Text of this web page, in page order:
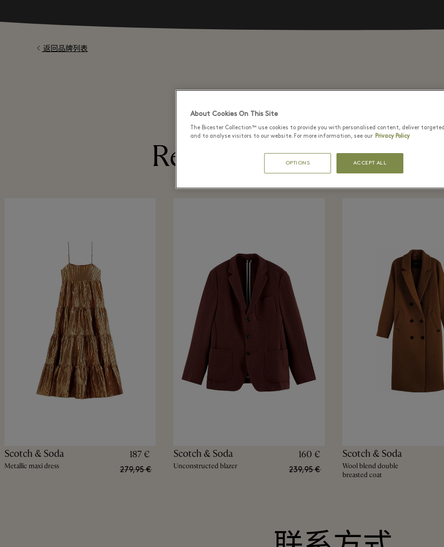
返回品牌列表
Recently seen in the
Scotch & Soda
Metallic maxi dress
187 €
279,95 €
Scotch & Soda
Unconstructed blazer
160 €
239,95 €
Scotch & Soda
Wool blend double
breasted coat
About Cookies On This Site
The Bicester Collection™ use cookies to provide you with personalised content, deliver
and to analyse visitors to our website. For more information, see our Privacy Policy
OPTIONS ACCEPT ALL